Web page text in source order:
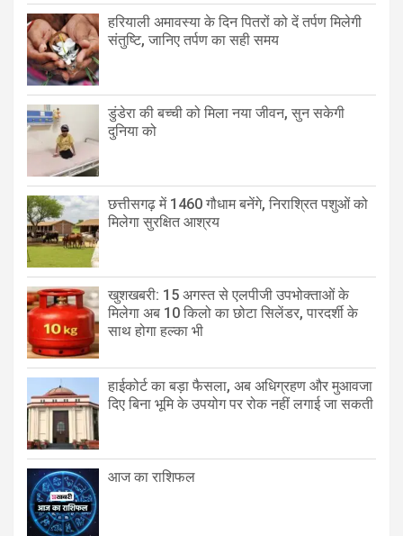
हरियाली अमावस्या के दिन पितरों को दें तर्पण मिलेगी
संतुष्टि, जानिए तर्पण का सही समय
डुंडेरा की बच्ची को मिला नया जीवन, सुन सकेगी
दुनिया को
छत्तीसगढ़ में 1460 गौधाम बनेंगे, निराश्रित पशुओं को
मिलेगा सुरक्षित आश्रय
खुशखबरी: 15 अगस्त से एलपीजी उपभोक्ताओं के
मिलेगा अब 10 किलो का छोटा सिलेंडर, पारदर्शी के
साथ होगा हल्का भी
हाईकोर्ट का बड़ा फैसला, अब अधिग्रहण और मुआवजा
दिए बिना भूमि के उपयोग पर रोक नहीं लगाई जा सकती
आज का राशिफल